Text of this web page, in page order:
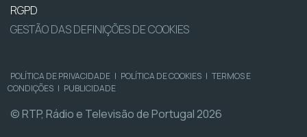
RGPD
GESTÃO DAS DEFINIÇÕES DE COOKIES
POLÍTICA DE PRIVACIDADE | POLÍTICA DE COOKIES | TERMOS E
CONDIÇÕES | PUBLICIDADE
© RTP, Rádio e Televisão de Portugal 2026